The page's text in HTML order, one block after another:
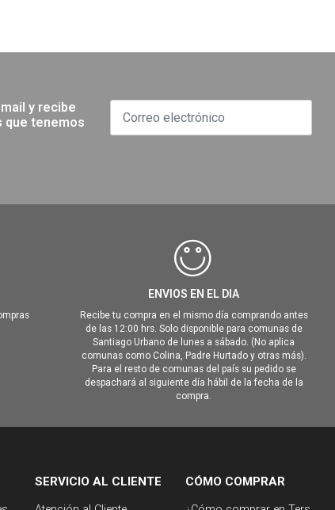
y recibe
que tenemos
ENVIOS EN EL DIA
Recibe tu compra en el mismo día comprando antes
de las 12:00 hrs. Solo disponible para comunas de
Santiago Urbano de lunes a sábado. (No aplica
comunas como Colina, Padre Hurtado y otras más).
Para el resto de comunas del país su pedido se
despachará al siguiente día hábil de la fecha de la
compra.
SERVICIO AL CLIENTE CÓMO COMPRAR